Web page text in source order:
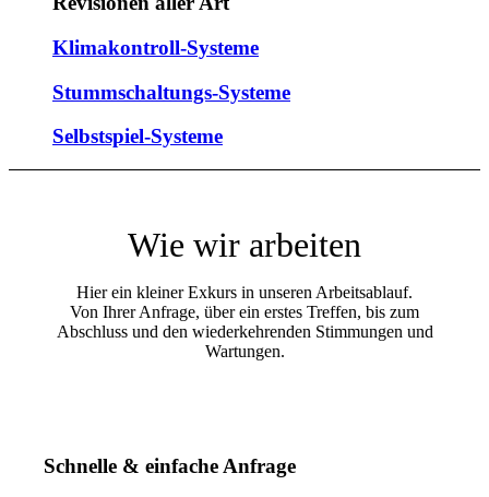
Klimakontroll-Systeme
Stummschaltungs-Systeme
Selbstspiel-Systeme
Wie wir arbeiten
Hier ein kleiner Exkurs in unseren Arbeitsablauf.
Von Ihrer Anfrage, über ein erstes Treffen, bis zum
Abschluss und den wiederkehrenden Stimmungen und
Wartungen.
Schnelle & einfache Anfrage